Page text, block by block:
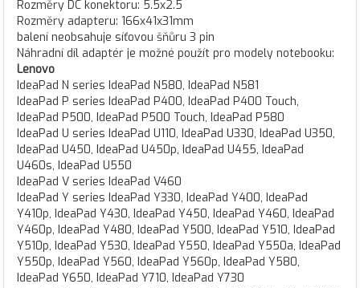
Rozměry DC konektoru: 5.5x2.5
Rozměry adapteru: 166x41x31mm
balení neobsahuje síťovou šňůru 3 pin
Náhradní díl adaptér je možné použít pro modely notebooku:
Lenovo
IdeaPad N series IdeaPad N580, IdeaPad N581
IdeaPad P series IdeaPad P400, IdeaPad P400 Touch,
IdeaPad P500, IdeaPad P500 Touch, IdeaPad P580
IdeaPad U series IdeaPad U110, IdeaPad U330, IdeaPad U350,
IdeaPad U450, IdeaPad U450p, IdeaPad U455, IdeaPad
U460s, IdeaPad U550
IdeaPad V series IdeaPad V460
IdeaPad Y series IdeaPad Y330, IdeaPad Y400, IdeaPad
Y410p, IdeaPad Y430, IdeaPad Y450, IdeaPad Y460, IdeaPad
Y460p, IdeaPad Y480, IdeaPad Y500, IdeaPad Y510, IdeaPad
Y510p, IdeaPad Y530, IdeaPad Y550, IdeaPad Y550a, IdeaPad
Y550p, IdeaPad Y560, IdeaPad Y560p, IdeaPad Y580,
IdeaPad Y650, IdeaPad Y710, IdeaPad Y730